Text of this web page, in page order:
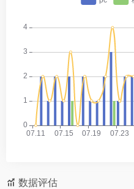
数据评估